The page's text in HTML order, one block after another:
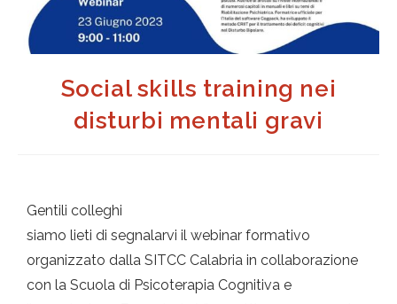
Social skills training nei
disturbi mentali gravi
Gentili colleghi
siamo lieti di segnalarvi il webinar formativo
organizzato dalla SITCC Calabria in collaborazione
con la Scuola di Psicoterapia Cognitiva e